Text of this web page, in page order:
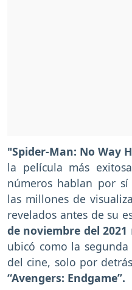
"Spider-Man: No Way
la película más
números hablan por
las millones de
revelados antes de su
de noviembre del 2021
ubicó como la
del cine, solo por
“Avengers: Endgame”.